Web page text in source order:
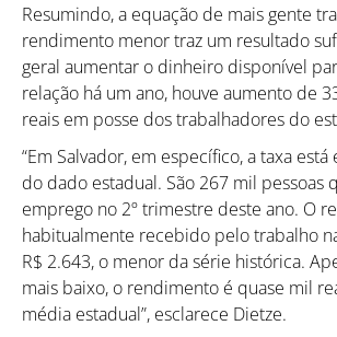
Resumindo, a equação de mais gente
rendimento menor traz um resultado
geral aumentar o dinheiro disponível
relação há um ano, houve aumento de
reais em posse dos trabalhadores do
“Em Salvador, em específico, a taxa está
do dado estadual. São 267 mil pessoas
emprego no 2º trimestre deste ano. O
habitualmente recebido pelo trabalho
R$ 2.643, o menor da série histórica.
mais baixo, o rendimento é quase mil
média estadual”, esclarece Dietze.